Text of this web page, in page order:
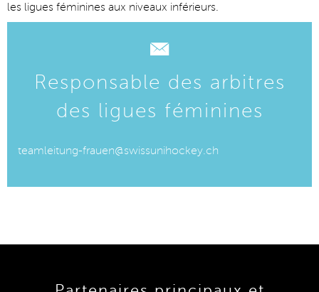
les ligues féminines aux niveaux inférieurs.
Responsable des arbitres
des ligues féminines
teamleitung-frauen@swissunihockey.ch